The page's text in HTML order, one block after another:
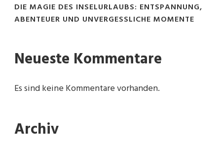
DIE MAGIE DES INSELURLAUBS: ENTSPANNUNG,
ABENTEUER UND UNVERGESSLICHE MOMENTE
Neueste Kommentare
Es sind keine Kommentare vorhanden.
Archiv